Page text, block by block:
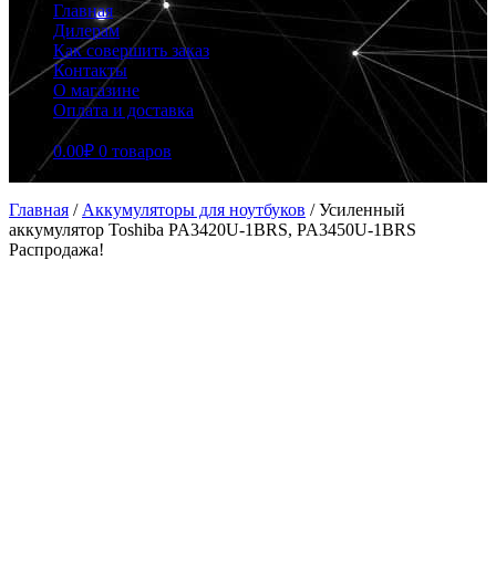
Главная
Дилерам
Как совершить заказ
Контакты
О магазине
Оплата и доставка
0.00₽ 0 товаров
Главная / Аккумуляторы для ноутбуков /Усиленный
аккумулятор Toshiba PA3420U-1BRS, PA3450U-1BRS
Распродажа!